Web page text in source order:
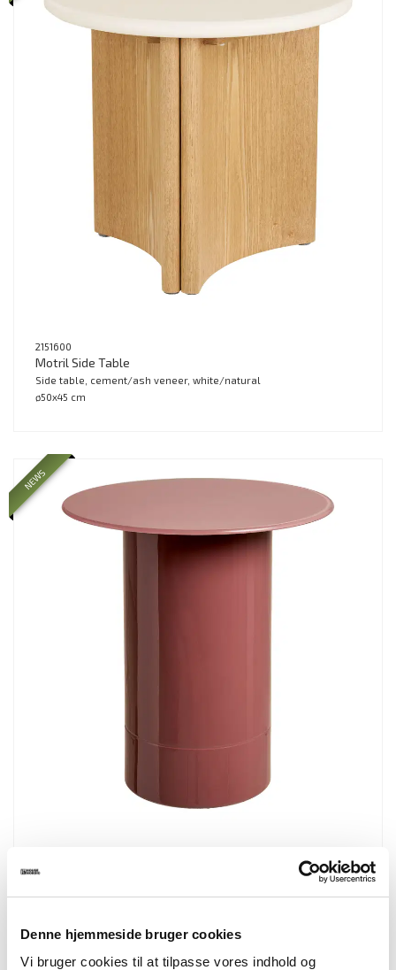
Denne hjemmeside bruger cookies
Vi bruger cookies til at tilpasse vores indhold og
2151600
Motril Side Table
Side table, cement/ash veneer, white/natural
ø50x45 cm
NEWS
Florens Side Table
Side table, earthy rose